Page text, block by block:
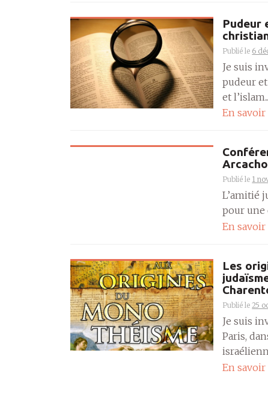
Pudeur
Publié le 6
Je suis
pudeur
et
En savoir
Publié le 1
L’amitié
pour une
En savoir
Les
Publié le25
Je suis
Paris,
En savoir